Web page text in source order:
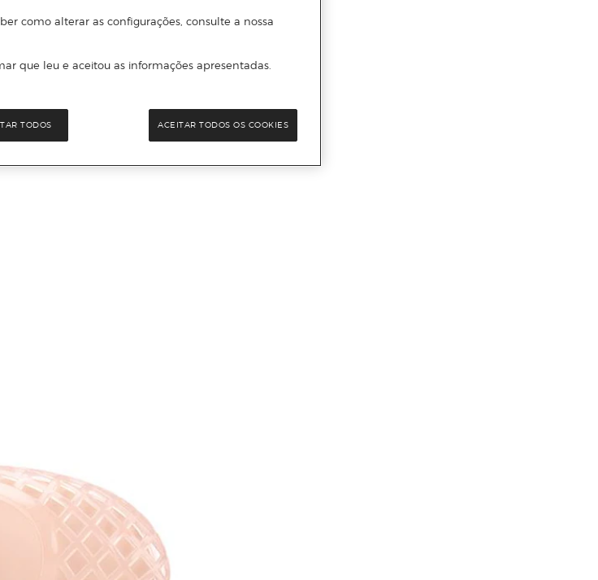
como alterar as configurações, consulte a nossa
que leu e aceitou as informações apresentadas.
TODOS ACEITAR TODOS OS COOKIES